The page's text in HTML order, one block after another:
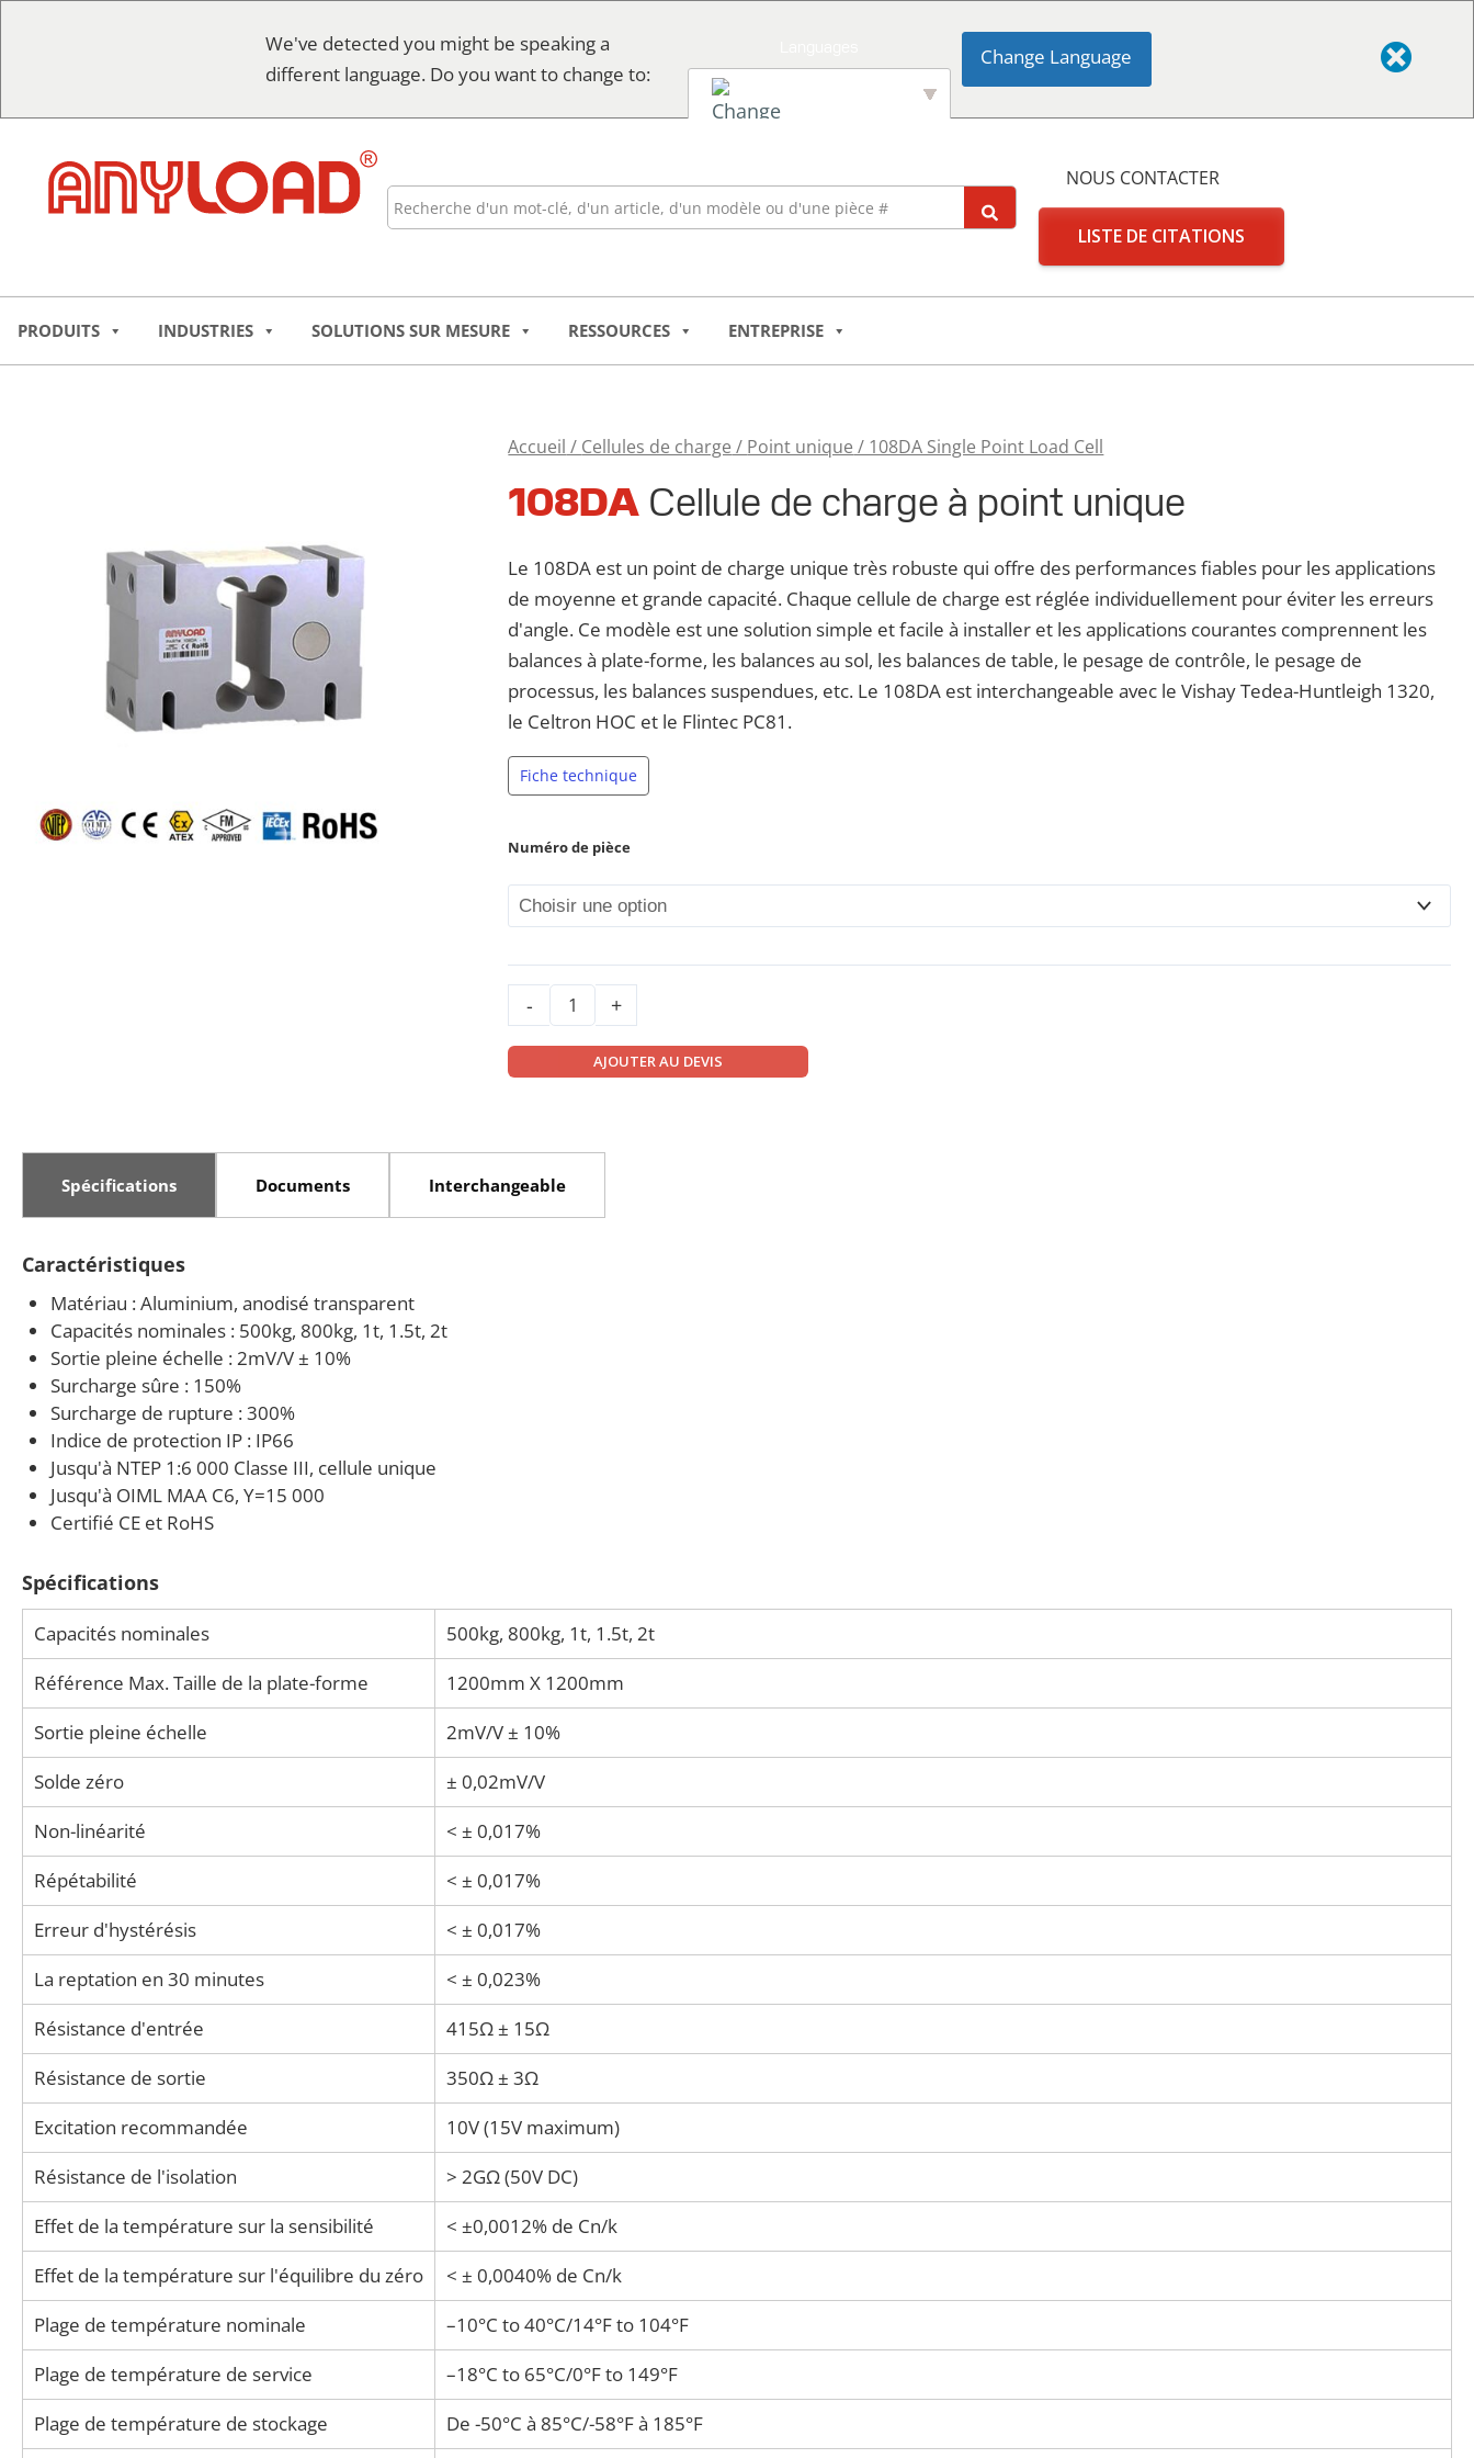
We've detected you might be speaking a
different language. Do you want to change to:
Change Language
Recherche
NOUS CONTACTER
LISTE DE CITATIONS
PRODUITS INDUSTRIES SOLUTIONS SUR MESURE RESSOURCES ENTREPRISE
Accueil / Cellules de charge / Point unique / 108DA Single Point Load Cell
108DA Cellule de charge à point unique
Le 108DA est un point de charge unique très robuste qui offre des performances fiables pour les applications
de moyenne et grande capacité. Chaque cellule de charge est réglée individuellement pour éviter les erreurs
d'angle. Ce modèle est une solution simple et facile à installer et les applications courantes comprennent les
balances à plate-forme, les balances au sol, les balances de table, le pesage de contrôle, le pesage de
processus, les balances suspendues, etc. Le 108DA est interchangeable avec le Vishay Tedea-Huntleigh 1320,
le Celtron HOC et le Flintec PC81.
Fiche technique
Numéro de pièce
-
Quantité
108DA
Single
+
AJOUTER AU DEVIS
Spécifications Documents Interchangeable
Caractéristiques
Matériau : Aluminium, anodisé transparent
Capacités nominales : 500kg, 800kg, 1t, 1.5t, 2t
Sortie pleine échelle : 2mV/V ± 10%
Surcharge sûre : 150%
Surcharge de rupture : 300%
Indice de protection IP : IP66
Jusqu'à NTEP 1:6 000 Classe III, cellule unique
Jusqu'à OIML MAA C6, Y=15 000
Certifié CE et RoHS
Spécifications
Capacités nominales
500kg, 800kg, 1t, 1.5t, 2t
Référence Max. Taille de la plate-forme
1200mm X 1200mm
Sortie pleine échelle
2mV/V ± 10%
Solde zéro
± 0,02mV/V
Non-linéarité
< ± 0,017%
Répétabilité
< ± 0,017%
Erreur d'hystérésis
< ± 0,017%
La reptation en 30 minutes
< ± 0,023%
Résistance d'entrée
415Ω ± 15Ω
Résistance de sortie
350Ω ± 3Ω
Excitation recommandée
10V (15V maximum)
Résistance de l'isolation
> 2GΩ (50V DC)
Effet de la température sur la sensibilité
< ±0,0012% de Cn/k
Effet de la température sur l'équilibre du zéro
< ± 0,0040% de Cn/k
Plage de température nominale
–10°C to 40°C/14°F to 104°F
Plage de température de service
–18°C to 65°C/0°F to 149°F
Plage de température de stockage
De -50°C à 85°C/-58°F à 185°F